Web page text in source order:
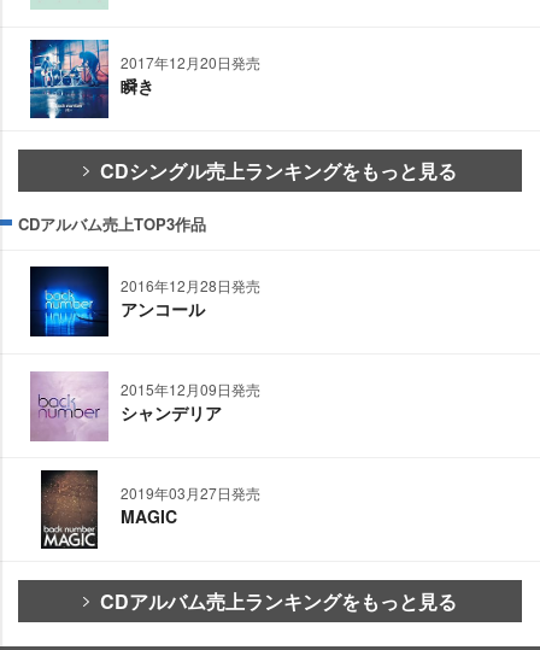
2017年12月20日発売
瞬き
CDシングル売上ランキングをもっと見る
CDアルバム売上TOP3作品
2016年12月28日発売
アンコール
2015年12月09日発売
シャンデリア
2019年03月27日発売
MAGIC
CDアルバム売上ランキングをもっと見る